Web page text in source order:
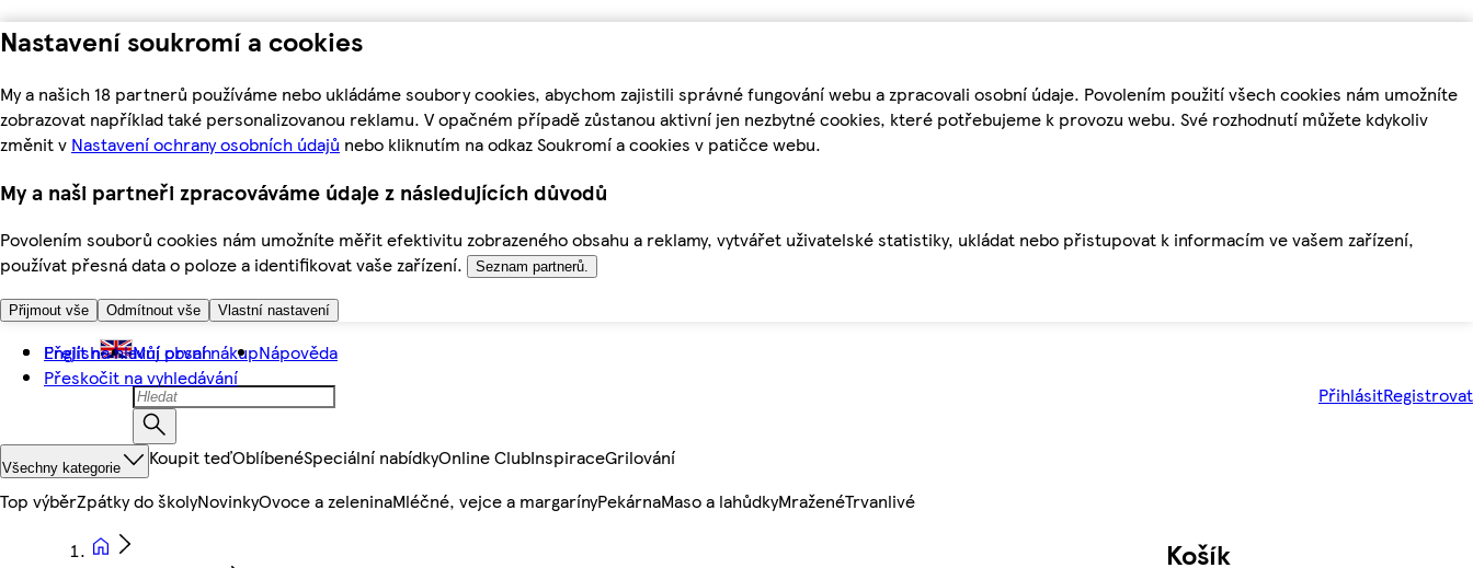
Nastavení soukromí a cookies
My a našich 18 partnerů používáme nebo ukládáme soubory cookies, abychom zajistili správné fungování webu a zpracovali osobní údaje. Povolením použití všech cookies nám umožníte
zobrazovat například také personalizovanou reklamu. V opačném případě zůstanou aktivní jen nezbytné cookies, které potřebujeme k provozu webu. Své rozhodnutí můžete kdykoliv
změnit v Nastavení ochrany osobních údajů nebo kliknutím na odkaz Soukromí a cookies v patičce webu.
My a naši partneři zpracováváme údaje z následujících důvodů
Povolením souborů cookies nám umožníte měřit efektivitu zobrazeného obsahu a reklamy, vytvářet uživatelské statistiky, ukládat nebo přistupovat k informacím ve vašem zařízení,
používat přesná data o poloze a identifikovat vaše zařízení.
Seznam partnerů.
Přijmout vše Odmítnout vše Vlastní nastavení
Přejít na hlavní obsah
Přeskočit na vyhledávání
English Můj první nákupNápověda
PřihlásitRegistrovat
Všechny kategorie Koupit teďOblíbenéSpeciální nabídkyOnline ClubInspiraceGrilování
Top výběrZpátky do školyNovinkyOvoce a zeleninaMléčné, vejce a margarínyPekárnaMaso a lahůdkyMraženéTrvanlivé
Košík